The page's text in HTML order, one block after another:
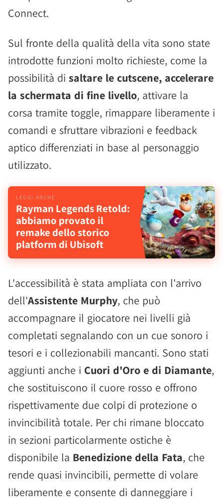
Connect.
Sul fronte della qualità della vita sono state
introdotte funzioni molto richieste, come la
possibilità di saltare le cutscene, accelerare
la schermata di fine livello, attivare la
corsa tramite toggle, rimappare liberamente i
comandi e sfruttare vibrazioni e feedback
aptico differenziati in base al personaggio
utilizzato.
Rayman Legends Retold:
abbiamo provato il
remake dello storico
platform di Ubisoft
L'accessibilità è stata ampliata con l'arrivo
dell'Assistente Murphy, che può
accompagnare il giocatore nei livelli già
completati segnalando con un cue sonoro i
tesori e i collezionabili mancanti. Sono stati
aggiunti anche i Cuori d'Oro e di Diamante,
che sostituiscono il cuore rosso e offrono
rispettivamente due colpi di protezione o
invincibilità totale. Per chi rimane bloccato
in sezioni particolarmente ostiche è
disponibile la Benedizione della Fata, che
rende quasi invincibili, permette di volare
liberamente e consente di danneggiare i